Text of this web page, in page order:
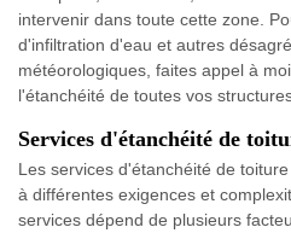
intervenir dans toute cette zone.
d'infiltration d'eau et autres
météorologiques, faites appel à
l'étanchéité de toutes vos
Services d'étanchéité de
Les services d'étanchéité de
à différentes exigences et
services dépend de plusieurs